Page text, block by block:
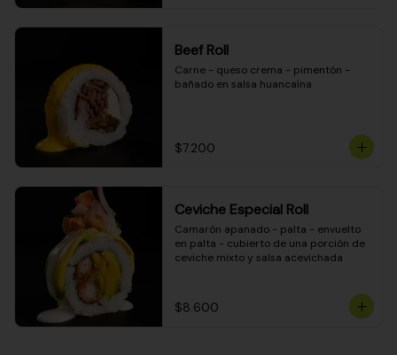
Beef Roll
Carne - queso crema - pimentón -
bañado en salsa huancaína
$7.200
Ceviche Especial Roll
Camarón apanado - palta - envuelto
en palta - cubierto de una porción de
ceviche mixto y salsa acevichada
$8.600